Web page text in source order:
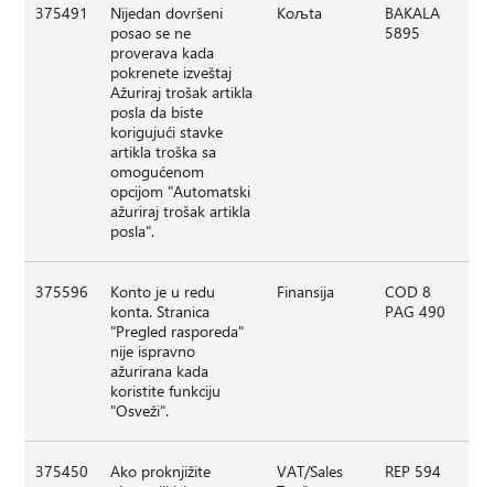
375491
Nijedan dovršeni
posao se ne
proverava kada
pokrenete izveštaj
Ažuriraj trošak artikla
posla da biste
korigujući stavke
artikla troška sa
omogućenom
opcijom "Automatski
ažuriraj trošak artikla
posla".
Koљta
BAKALA
5895
375596
Konto je u redu
konta. Stranica
"Pregled rasporeda"
nije ispravno
ažurirana kada
koristite funkciju
"Osveži".
Finansija
COD 8
PAG 490
375450
Ako proknjižite
VAT/Sales
REP 594